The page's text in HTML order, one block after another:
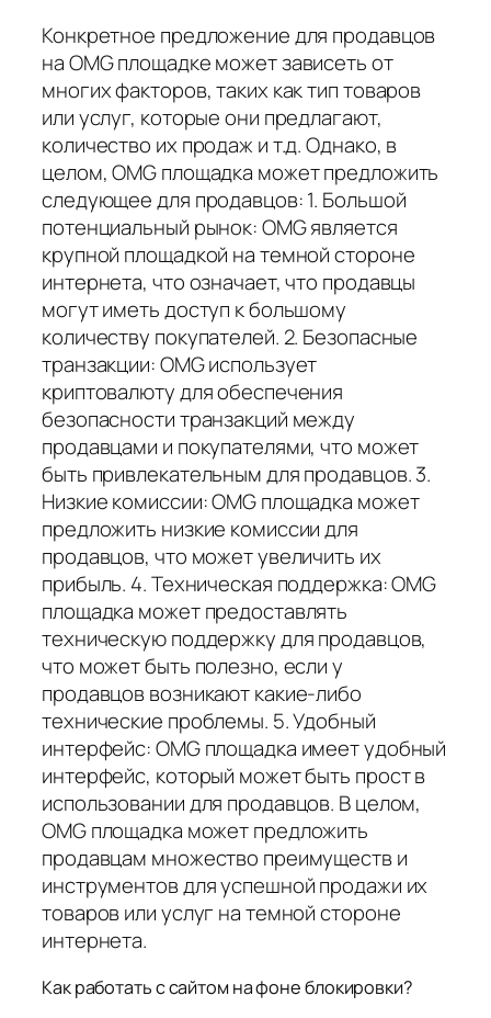
Конкретное предложение для продавцов
на OMG площадке может зависеть от
многих факторов, таких как тип товаров
или услуг, которые они предлагают,
количество их продаж и т.д. Однако, в
целом, OMG площадка может предложить
следующее для продавцов: 1. Большой
потенциальный рынок: OMG является
крупной площадкой на темной стороне
интернета, что означает, что продавцы
могут иметь доступ к большому
количеству покупателей. 2. Безопасные
транзакции: OMG использует
криптовалюту для обеспечения
безопасности транзакций между
продавцами и покупателями, что может
быть привлекательным для продавцов. 3.
Низкие комиссии: OMG площадка может
предложить низкие комиссии для
продавцов, что может увеличить их
прибыль. 4. Техническая поддержка: OMG
площадка может предоставлять
техническую поддержку для продавцов,
что может быть полезно, если у
продавцов возникают какие-либо
технические проблемы. 5. Удобный
интерфейс: OMG площадка имеет удобный
интерфейс, который может быть прост в
использовании для продавцов. В целом,
OMG площадка может предложить
продавцам множество преимуществ и
инструментов для успешной продажи их
товаров или услуг на темной стороне
интернета.
Как работать с сайтом на фоне блокировки?